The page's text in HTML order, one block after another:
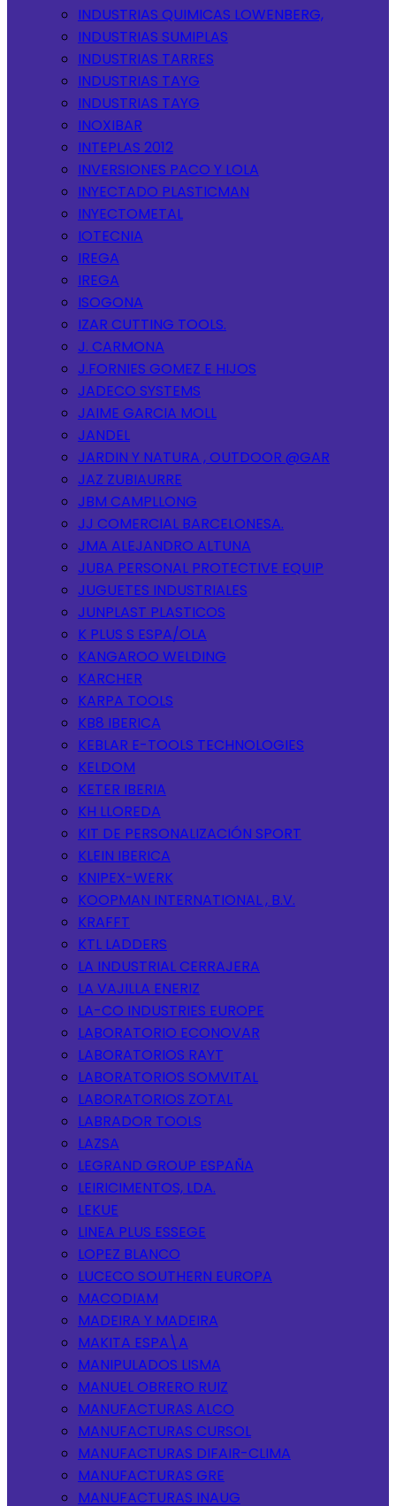
INDUSTRIAS QUIMICAS LOWENBERG,
INDUSTRIAS SUMIPLAS
INDUSTRIAS TARRES
INDUSTRIAS TAYG
INDUSTRIAS TAYG
INOXIBAR
INTEPLAS 2012
INVERSIONES PACO Y LOLA
INYECTADO PLASTICMAN
INYECTOMETAL
IOTECNIA
IREGA
IREGA
ISOGONA
IZAR CUTTING TOOLS.
J. CARMONA
J.FORNIES GOMEZ E HIJOS
JADECO SYSTEMS
JAIME GARCIA MOLL
JANDEL
JARDIN Y NATURA , OUTDOOR @GAR
JAZ ZUBIAURRE
JBM CAMPLLONG
JJ COMERCIAL BARCELONESA.
JMA ALEJANDRO ALTUNA
JUBA PERSONAL PROTECTIVE EQUIP
JUGUETES INDUSTRIALES
JUNPLAST PLASTICOS
K PLUS S ESPA/OLA
KANGAROO WELDING
KARCHER
KARPA TOOLS
KB8 IBERICA
KEBLAR E-TOOLS TECHNOLOGIES
KELDOM
KETER IBERIA
KH LLOREDA
KIT DE PERSONALIZACIÓN SPORT
KLEIN IBERICA
KNIPEX-WERK
KOOPMAN INTERNATIONAL , B.V.
KRAFFT
KTL LADDERS
LA INDUSTRIAL CERRAJERA
LA VAJILLA ENERIZ
LA-CO INDUSTRIES EUROPE
LABORATORIO ECONOVAR
LABORATORIOS RAYT
LABORATORIOS SOMVITAL
LABORATORIOS ZOTAL
LABRADOR TOOLS
LAZSA
LEGRAND GROUP ESPAÑA
LEIRICIMENTOS, LDA.
LEKUE
LINEA PLUS ESSEGE
LOPEZ BLANCO
LUCECO SOUTHERN EUROPA
MACODIAM
MADEIRA Y MADEIRA
MAKITA ESPA\A
MANIPULADOS LISMA
MANUEL OBRERO RUIZ
MANUFACTURAS ALCO
MANUFACTURAS CURSOL
MANUFACTURAS DIFAIR-CLIMA
MANUFACTURAS GRE
MANUFACTURAS INAUG